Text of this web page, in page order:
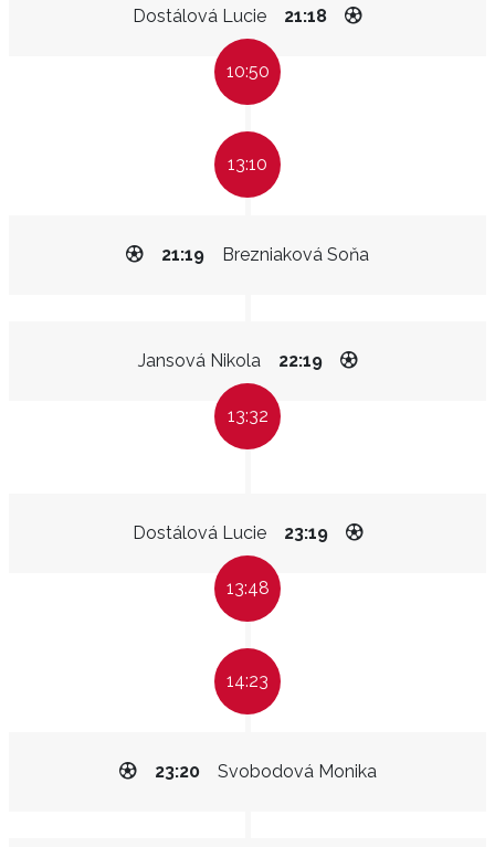
Dostálová Lucie 21:18
10:50
13:10
Brezniaková Soňa
21:19
Jansová Nikola 22:19
13:32
Dostálová Lucie 23:19
13:48
14:23
Svobodová Monika
23:20